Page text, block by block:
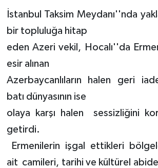
İstanbul Taksim Meydanı''nda
bir topluluğa hitap
eden Azeri vekil, Hocalı''da
esir alınan
Azerbaycanlıların halen geri
batı dünyasının ise
olaya karşı halen sessizliğini
getirdi.
Ermenilerin işgal ettikleri
ait camileri, tarihi ve kültürel